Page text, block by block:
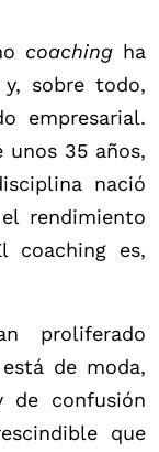
coaching ha
sobre todo,
empresarial.
unos 35 años,
nació
rendimiento
coaching es,
proliferado
de moda,
de confusión
que